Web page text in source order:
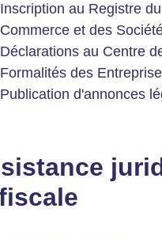
Inscription au Registre du
Commerce et des
Déclarations au Centre
Formalités des
Publication d'annonces